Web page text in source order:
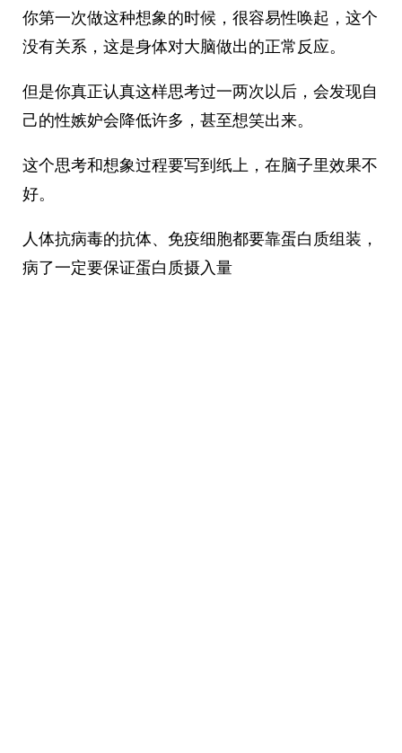
你第一次做这种想象的时候，很容易性唤起，这个
没有关系，这是身体对大脑做出的正常反应。
但是你真正认真这样思考过一两次以后，会发现自
己的性嫉妒会降低许多，甚至想笑出来。
这个思考和想象过程要写到纸上，在脑子里效果不
好。
人体抗病毒的抗体、免疫细胞都要靠蛋白质组装，
病了一定要保证蛋白质摄入量